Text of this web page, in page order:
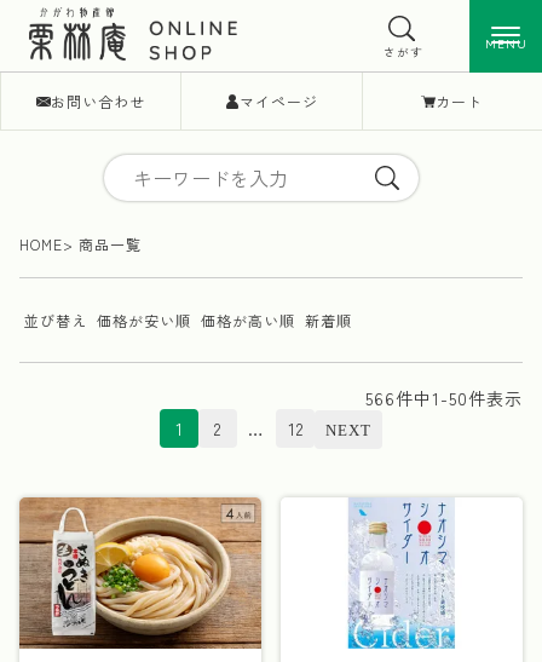
お問い合わせ マイページ カート
MENU
さがす MENU
HOME 商品一覧
並び替え 価格が安い順 価格が高い順 新着順
566件中1 -50件表示
1
2 … 12